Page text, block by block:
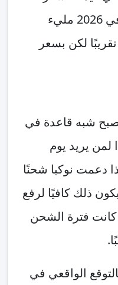
مقابل ما يقدمه. فالسوق في 2026 مليء
لكن بسعر
شبه قاعدة في
لمن يريد يوم
دعمت نوكيا شحنًا
واط، فسيكون ذلك كافيًا لرفع
كانت فترة الشحن
الواقعي في